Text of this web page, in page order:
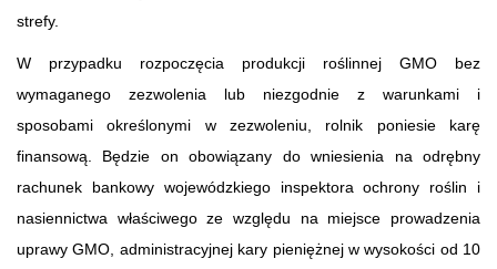
strefy.
W przypadku rozpoczęcia produkcji roślinnej GMO bez
wymaganego zezwolenia lub niezgodnie z warunkami i
sposobami określonymi w zezwoleniu, rolnik poniesie karę
finansową. Będzie on obowiązany do wniesienia na odrębny
rachunek bankowy wojewódzkiego inspektora ochrony roślin i
nasiennictwa właściwego ze względu na miejsce prowadzenia
uprawy GMO, administracyjnej kary pieniężnej w wysokości od 10